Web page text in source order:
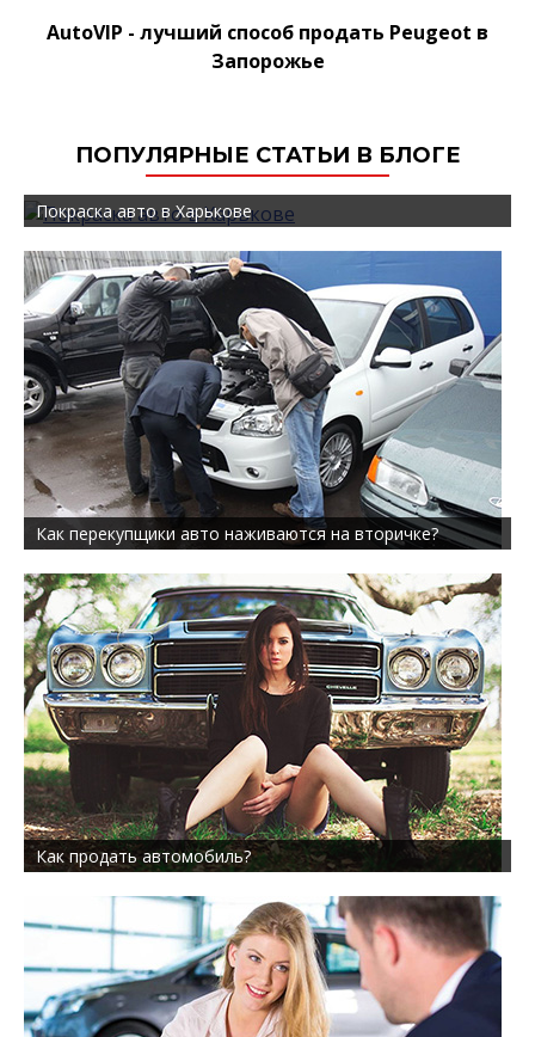
AutoVIP - лучший способ продать Peugeot в
Запорожье
ПОПУЛЯРНЫЕ СТАТЬИ В БЛОГЕ
Покраска авто в Харькове
Как перекупщики авто наживаются на вторичке?
Как продать автомобиль?